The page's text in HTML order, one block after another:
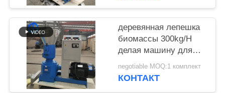
деревянная лепешка
биомассы 300kg/H
делая машину для
корма для животных
negotiable MOQ:1 комплект
КОНТАКТ